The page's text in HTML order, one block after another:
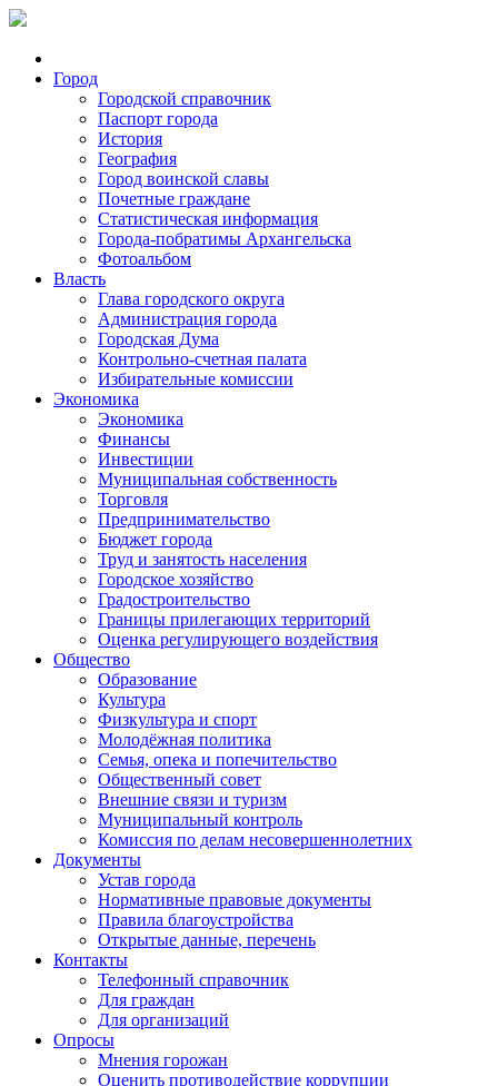
Город
Городской справочник
Паспорт города
История
География
Город воинской славы
Почетные граждане
Статистическая информация
Города-побратимы Архангельска
Фотоальбом
Власть
Глава городского округа
Администрация города
Городская Дума
Контрольно-счетная палата
Избирательные комиссии
Экономика
Экономика
Финансы
Инвестиции
Муниципальная собственность
Торговля
Предпринимательство
Бюджет города
Труд и занятость населения
Городское хозяйство
Градостроительство
Границы прилегающих территорий
Оценка регулирующего воздействия
Общество
Образование
Культура
Физкультура и спорт
Молодёжная политика
Семья, опека и попечительство
Общественный совет
Внешние связи и туризм
Муниципальный контроль
Комиссия по делам несовершеннолетних
Документы
Устав города
Нормативные правовые документы
Правила благоустройства
Открытые данные, перечень
Контакты
Телефонный справочник
Для граждан
Для организаций
Опросы
Мнения горожан
Оценить противодействие коррупции